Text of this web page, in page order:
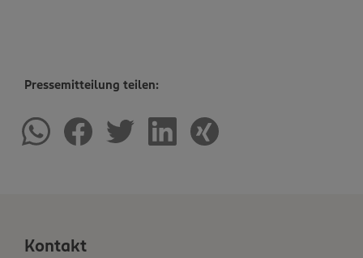
Pressemitteilung teilen:
Kontakt